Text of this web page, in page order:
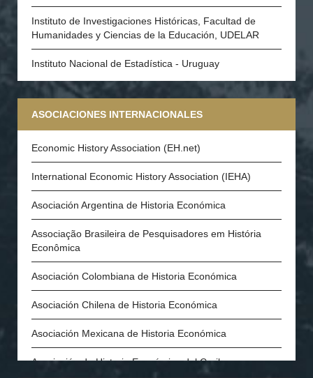
Instituto de Investigaciones Históricas, Facultad de
Humanidades y Ciencias de la Educación, UDELAR
Instituto Nacional de Estadística - Uruguay
ASOCIACIONES INTERNACIONALES
Economic History Association (EH.net)
International Economic History Association (IEHA)
Asociación Argentina de Historia Económica
Associação Brasileira de Pesquisadores em História
Econômica
Asociación Colombiana de Historia Económica
Asociación Chilena de Historia Económica
Asociación Mexicana de Historia Económica
Asociación de Historia Económica del Caribe